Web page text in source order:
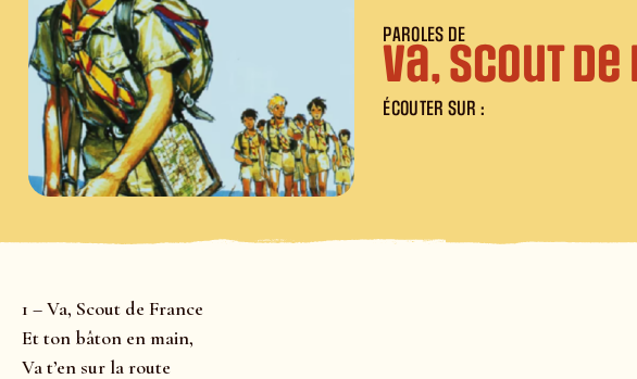
PAROLES DE
Va, Scout
ÉCOUTER SUR :
1 – Va, Scout de France
Et ton bâton en main,
Va t’en sur la route